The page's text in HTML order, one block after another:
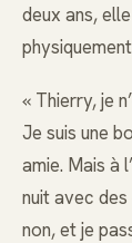
deux ans,
« Thierry, je
Je suis une
amie. Mais à
nuit avec des
non, et je